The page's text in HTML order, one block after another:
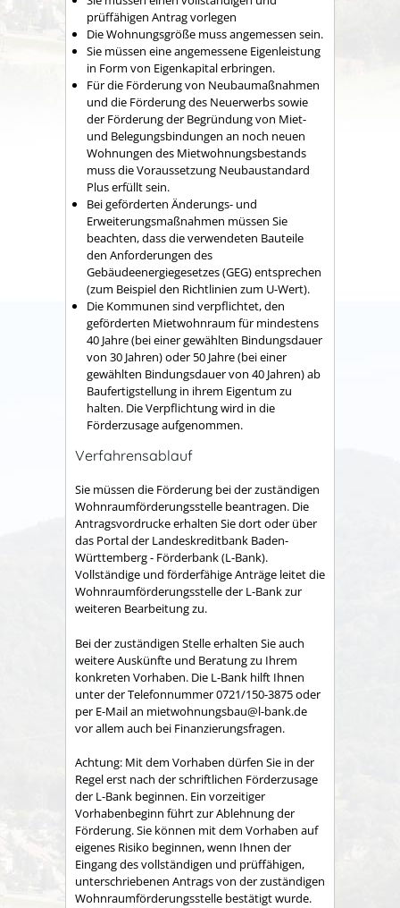
prüffähigen Antrag vorlegen
Die Wohnungsgröße muss angemessen sein.
Sie müssen eine angemessene Eigenleistung
in Form von Eigenkapital erbringen.
Für die Förderung von Neubaumaßnahmen
und die Förderung des Neuerwerbs sowie
der Förderung der Begründung von Miet-
und Belegungsbindungen an noch neuen
Wohnungen des Mietwohnungsbestands
muss die Voraussetzung Neubaustandard
Plus erfüllt sein.
Bei geförderten Änderungs- und
Erweiterungsmaßnahmen müssen Sie
beachten, dass die verwendeten Bauteile
den Anforderungen des
Gebäudeenergiegesetzes (GEG) entsprechen
(zum Beispiel den Richtlinien zum U-Wert).
Die Kommunen sind verpflichtet, den
geförderten Mietwohnraum für mindestens
40 Jahre (bei einer gewählten Bindungsdauer
von 30 Jahren) oder 50 Jahre (bei einer
gewählten Bindungsdauer von 40 Jahren) ab
Baufertigstellung in ihrem Eigentum zu
halten. Die Verpflichtung wird in die
Förderzusage aufgenommen.
Verfahrensablauf
Sie müssen die Förderung bei der zuständigen
Wohnraumförderungsstelle beantragen. Die
Antragsvordrucke erhalten Sie dort oder über
das Portal der Landeskreditbank Baden-
Württemberg - Förderbank (L-Bank).
Vollständige und förderfähige Anträge leitet die
Wohnraumförderungsstelle der L-Bank zur
weiteren Bearbeitung zu.
Bei der zuständigen Stelle erhalten Sie auch
weitere Auskünfte und Beratung zu Ihrem
konkreten Vorhaben. Die L-Bank hilft Ihnen
unter der Telefonnummer 0721/150-3875 oder
per E-Mail an mietwohnungsbau@l-bank.de
vor allem auch bei Finanzierungsfragen.
Achtung: Mit dem Vorhaben dürfen Sie in der
Regel erst nach der schriftlichen Förderzusage
der L-Bank beginnen. Ein vorzeitiger
Vorhabenbeginn führt zur Ablehnung der
Förderung. Sie können mit dem Vorhaben auf
eigenes Risiko beginnen, wenn Ihnen der
Eingang des vollständigen und prüffähigen,
unterschriebenen Antrags von der zuständigen
Wohnraumförderungsstelle bestätigt wurde.